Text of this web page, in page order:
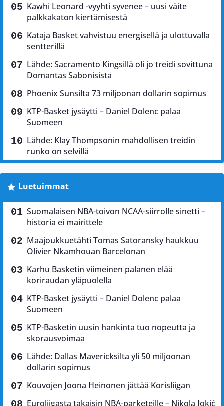
Kawhi Leonard -vyyhti syvenee – uusi väite
palkkakaton kiertämisestä
Kataja Basket vahvistuu energisellä ja ulottuvalla
sentterillä
Lähde: Sacramento Kingsillä oli jo treidi sovittuna
Domantas Sabonisista
Phoenix Sunsilta 73 miljoonan dollarin sopimus
KTP-Basket jysäytti – Daniel Dolenc palaa
Suomeen
Lähde: Klay Thompsonin mahdollisen treidin
runko on selvillä
Luetuimmat
Suomalaisen NBA-toivon NCAA-siirrolle sinetti –
historia ei mairittele
Maajoukkuetähti Tomas Satoransky haukkuu
Olivier Nkamhouan Barcelonan
Karhu Basketin viimeinen palanen elää
koriraudan yläpuolella
KTP-Basket jysäytti – Daniel Dolenc palaa
Suomeen
KTP-Basketin uusin hankinta tuo nopeutta ja
skorausvoimaa
Lähde: Dallas Mavericksilta yli 50 miljoonan
dollarin sopimus
Kouvojen Joona Heinonen jättää Korisliigan
Euroliigasta takaisin NBA-parketeille – Nikola Jokić